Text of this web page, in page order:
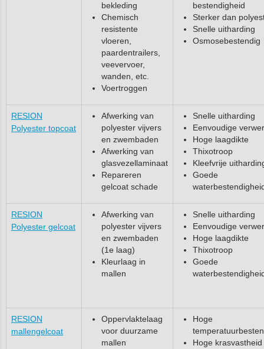
bekleding
Chemisch
resistente
vloeren,
paardentrailers,
veevervoer,
wanden, etc.
Voertroggen
bestendigheid
Sterker dan
Snelle uitharding
Osmosebestendig
RESION
Polyester topcoat
Afwerking van
polyester vijvers
en zwembaden
Afwerking van
glasvezellaminaat
Repareren
gelcoat schade
Snelle uitharding
Eenvoudige
Hoge laagdikte
Thixotroop
Kleefvrije
Goede
RESION
Polyester gelcoat
Afwerking van
polyester vijvers
en zwembaden
(1e laag)
Kleurlaag in
mallen
Snelle uitharding
Eenvoudige
Hoge laagdikte
Thixotroop
Goede
RESION
mallengelcoat
Oppervlaktelaag
voor duurzame
mallen
Hoge
Hoge krasvastheid